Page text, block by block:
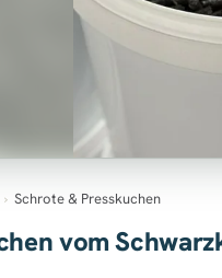
› Schrote & Presskuchen
vom